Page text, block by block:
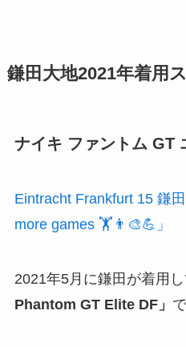
鎌田大地2021年着用
ナイキ ファントム GT
Eintracht Frankfurt 15 鎌
more games 🏋️👨‍🎨💪」
2021年5月に鎌田が着用
Phantom GT Elite DF」